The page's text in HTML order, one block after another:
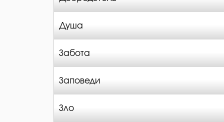
Душа
Забота
Заповеди
Зло